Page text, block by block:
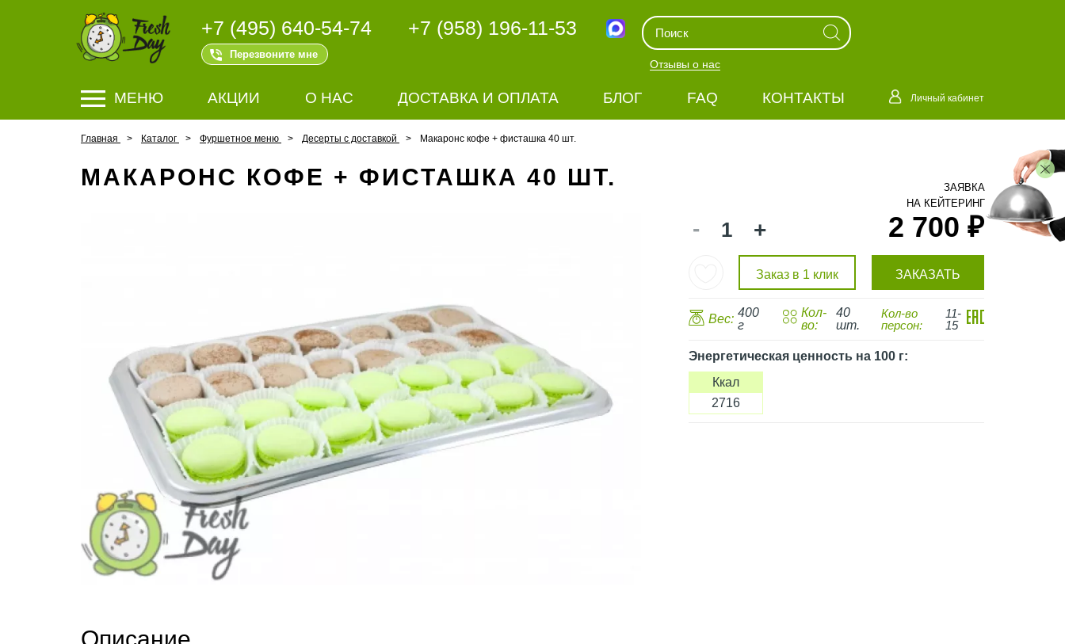
+7 (495) 640-54-74
Перезвоните мне
+7 (958) 196-11-53
Отзывы о нас
МЕНЮ АКЦИИ О НАС ДОСТАВКА И ОПЛАТА БЛОГ FAQ КОНТАКТЫ Личный кабинет
Главная Каталог Фуршетное меню Десерты с доставкой Макаронс кофе + фисташка 40 шт.
МАКАРОНС КОФЕ + ФИСТАШКА 40 ШТ.
- + 2 700 ₽
Заказ в 1 клик ЗАКАЗАТЬ
Вес: 400
г
Кол-
во:
40
шт.
Кол-во
персон:
11-
15
Энергетическая ценностьна 100 г:
Ккал
2716
ЗАЯВКА
НА КЕЙТЕРИНГ